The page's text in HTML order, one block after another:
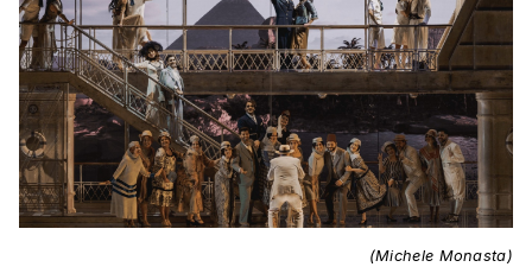
(Michele Monasta)